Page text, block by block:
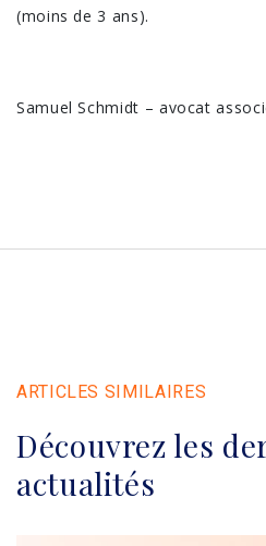
(moins de 3 ans).
Samuel Schmidt – avocat
ARTICLES SIMILAIRES
Découvrez les
actualités